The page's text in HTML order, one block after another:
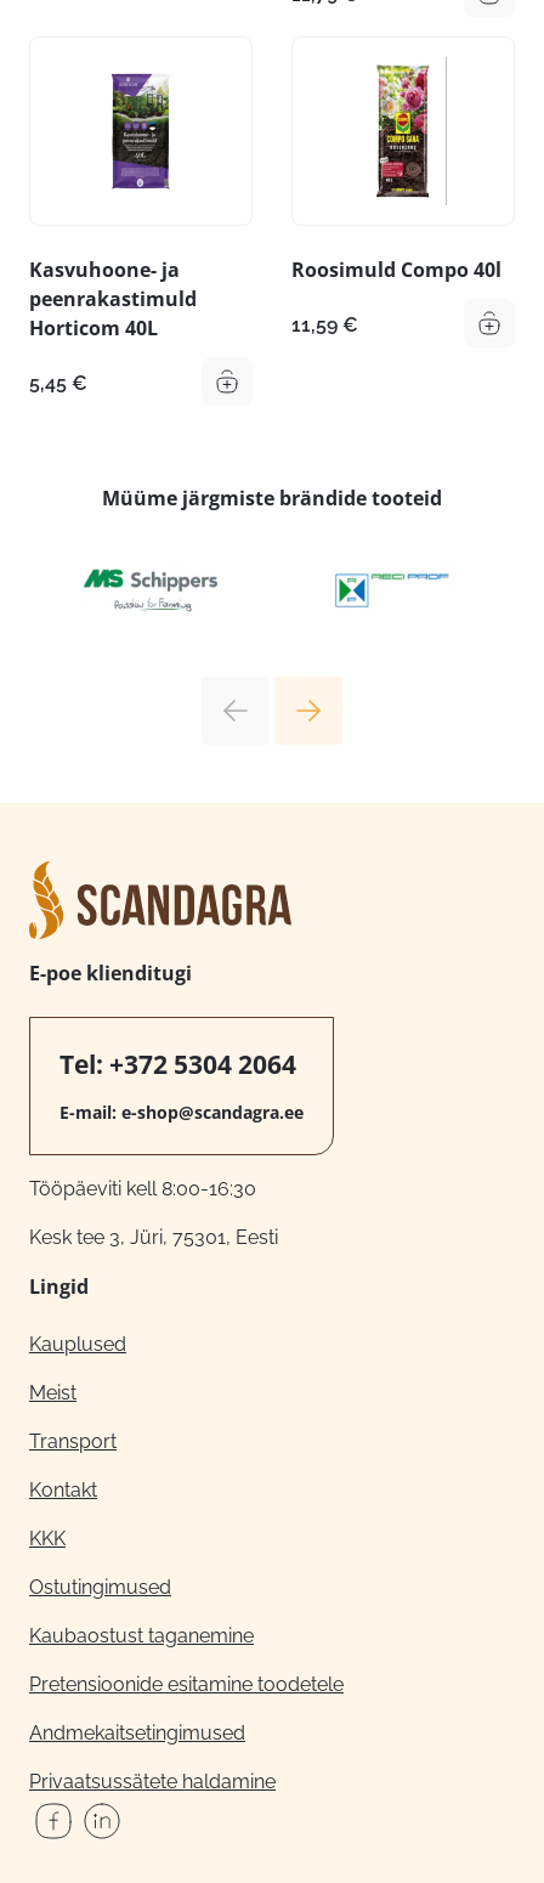
Kasvuhoone- ja
peenrakastimuld
Horticom 40L
5,45 €
Roosimuld Compo 40l
11,59 €
Müüme järgmiste brändide tooteid
E-poe klienditugi
Tel: +372 5304 2064
E-mail: e-shop@scandagra.ee
Tööpäeviti kell 8:00-16:30
Kesk tee 3, Jüri, 75301, Eesti
Lingid
Kauplused
Meist
Transport
Kontakt
KKK
Ostutingimused
Kaubaostust taganemine
Pretensioonide esitamine toodetele
Andmekaitsetingimused
Privaatsussätete haldamine